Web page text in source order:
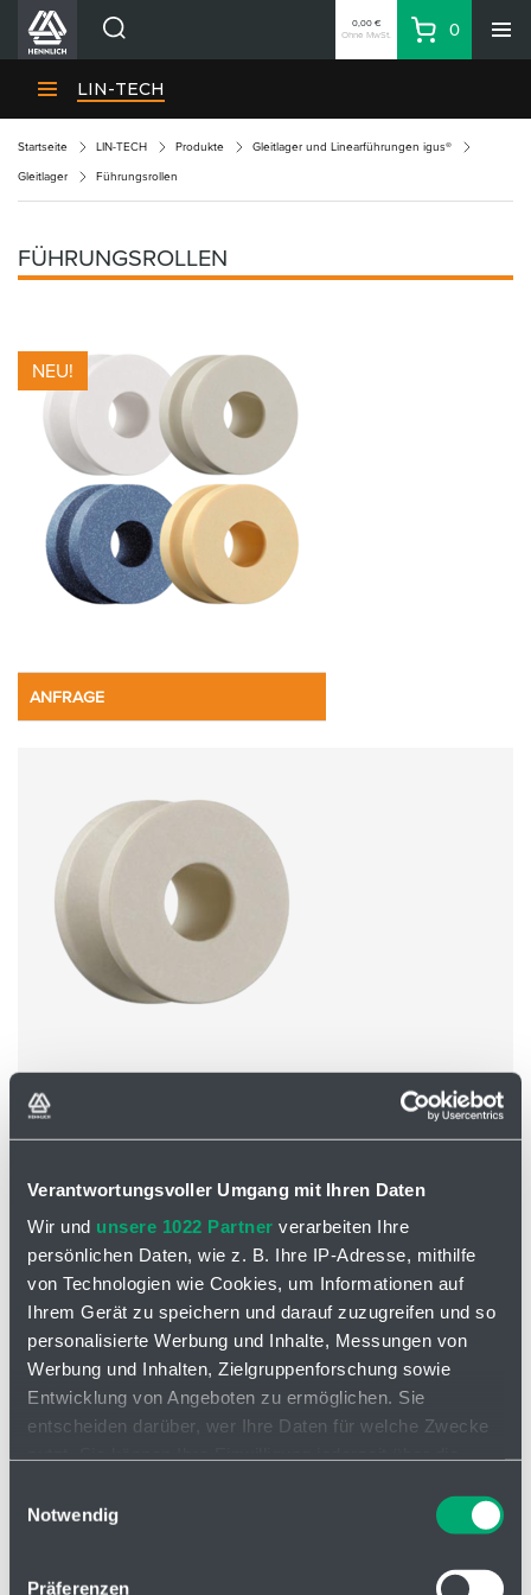
Verantwortungsvoller Umgang mit Ihren Daten
Wir und unsere 1022 Partner verarbeiten Ihre
persönlichen Daten, wie z. B. Ihre IP-Adresse, mithilfe
von Technologien wie Cookies, um Informationen auf
Ihrem Gerät zu speichern und darauf zuzugreifen und so
personalisierte Werbung und Inhalte, Messungen von
Werbung und Inhalten, Zielgruppenforschung sowie
Entwicklung von Angeboten zu ermöglichen. Sie
entscheiden darüber, wer Ihre Daten für welche Zwecke
Trigger Symbol ändern oder widerrufen
Notwendig
Präferenzen
HENNLICH-Divisionen
Kontakte
DE
Anmeldung
Einkaufsliste
Partner Zone
0,00 €
Ohne MwSt.
Warenkorb
0
LIN-TECH
Startseite LIN-TECH Produkte Gleitlager und Linearführungen igus®
Gleitlager Führungsrollen
FÜHRUNGSROLLEN
NEU!
ANFRAGE
Führungsrolle iglidur® H1
Führungsrolle iglidur® P210